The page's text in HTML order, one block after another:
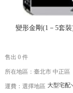
變形金剛(1－5套
售出 0 件
所在地區：臺北市 中正區
運費： 選擇地區 大型宅配